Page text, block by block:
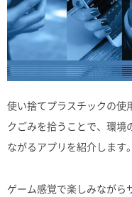
使い捨てプラスチックの使
クごみを拾うことで、環境
ながるアプリを紹介します。
ゲーム感覚で楽しみながら